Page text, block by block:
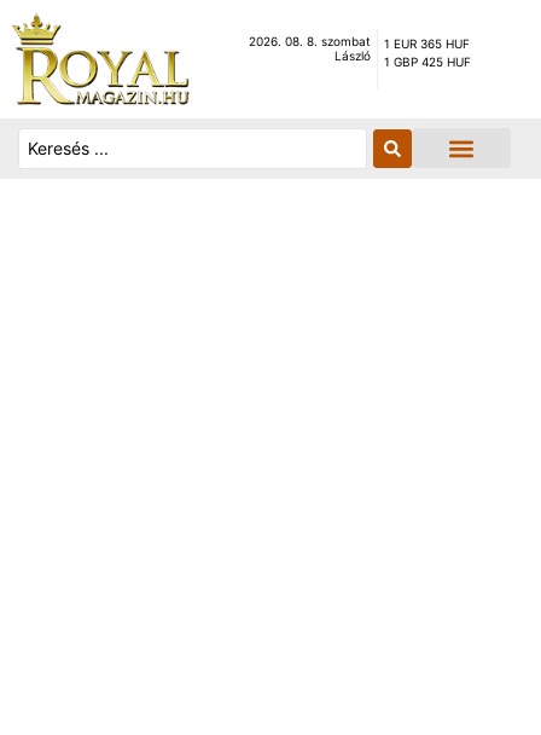
2026. 08. 8. szombat
László
1 EUR 365 HUF
1 GBP 425 HUF